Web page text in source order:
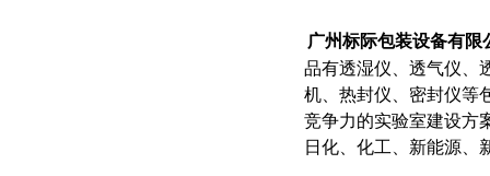
广州标际包装设备有限
品有透湿仪、透气仪、
机、热封仪、密封仪等
竞争力的实验室建设方
日化、化工、新能源、